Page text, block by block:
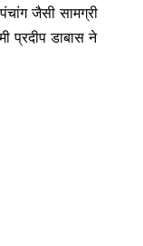
जैसी सामग्री
प्रदीप डाबास ने